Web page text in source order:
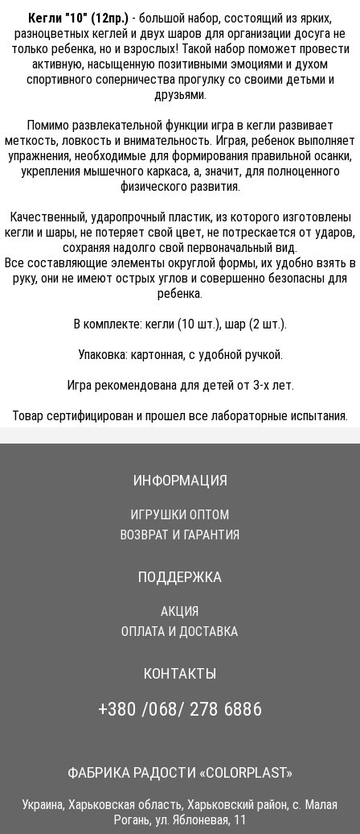
Кегли "10" (12пр.) - большой набор, состоящий из ярких,
разноцветных кеглей и двух шаров для организации досуга не
только ребенка, но и взрослых! Такой набор поможет провести
активную, насыщенную позитивными эмоциями и духом
спортивного соперничества прогулку со своими детьми и
друзьями.
Помимо развлекательной функции игра в кегли развивает
меткость, ловкость и внимательность. Играя, ребенок выполняет
упражнения, необходимые для формирования правильной осанки,
укрепления мышечного каркаса, а, значит, для полноценного
физического развития.
Качественный, ударопрочный пластик, из которого изготовлены
кегли и шары, не потеряет свой цвет, не потрескается от ударов,
сохраняя надолго свой первоначальный вид.
Все составляющие элементы округлой формы, их удобно взять в
руку, они не имеют острых углов и совершенно безопасны для
ребенка.
В комплекте: кегли (10 шт.), шар (2 шт.).
Упаковка: картонная, с удобной ручкой.
Игра рекомендована для детей от 3-х лет.
Товар сертифицирован и прошел все лабораторные испытания.
ИНФОРМАЦИЯ
ИГРУШКИ ОПТОМ
ВОЗВРАТ И ГАРАНТИЯ
ПОДДЕРЖКА
АКЦИЯ
ОПЛАТА И ДОСТАВКА
КОНТАКТЫ
+380 /068/ 278 6886
ФАБРИКА РАДОСТИ «COLORPLAST»
Украина, Харьковская область, Харьковский район, с. Малая
Рогань, ул. Яблоневая, 11